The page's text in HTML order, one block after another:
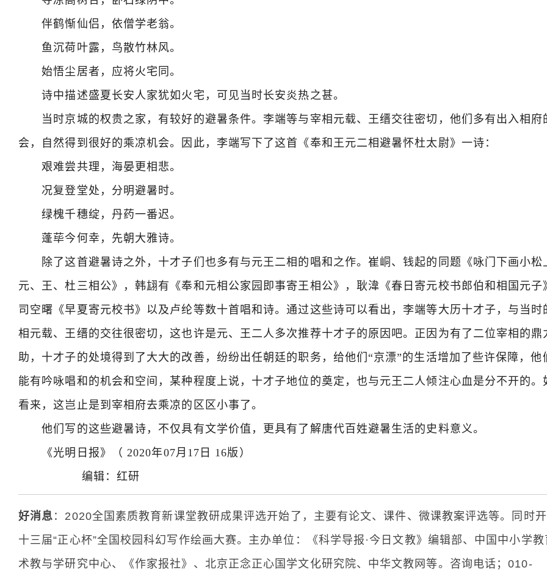
伴鹤惭仙侣，依僧学老翁。
鱼沉荷叶露，鸟散竹林风。
始悟尘居者，应将火宅同。
诗中描述盛夏长安人家犹如火宅，可见当时长安炎热之甚。
当时京城的权贵之家，有较好的避暑条件。李端等与宰相元载、王缙交往密切，他们多有出入相府
会，自然得到很好的乘凉机会。因此，李端写下了这首《奉和王元二相避暑怀杜太尉》一诗：
艰难尝共理，海晏更相悲。
况复登堂处，分明避暑时。
绿槐千穗绽，丹药一番迟。
蓬荜今何幸，先朝大雅诗。
除了这首避暑诗之外，十才子们也多有与元王二相的唱和之作。崔峒、钱起的同题《咏门下画小松
元、王、杜三相公》，韩翃有《奉和元相公家园即事寄王相公》，耿湋《春日寄元校书郎伯和相国元子
司空曙《早夏寄元校书》以及卢纶等数十首唱和诗。通过这些诗可以看出，李端等大历十才子，与当时
相元载、王缙的交往很密切，这也许是元、王二人多次推荐十才子的原因吧。正因为有了二位宰相的鼎
助，十才子的处境得到了大大的改善，纷纷出任朝廷的职务，给他们“京漂”的生活增加了些许保障，他
能有吟咏唱和的机会和空间，某种程度上说，十才子地位的奠定，也与元王二人倾注心血是分不开的。
看来，这岂止是到宰相府去乘凉的区区小事了。
他们写的这些避暑诗，不仅具有文学价值，更具有了解唐代百姓避暑生活的史料意义。
《光明日报》（ 2020年07月17日 16版）
编辑：红研
好消息 ： 2020全国素质教育新课堂教研成果评选开始了，主要有论文、课件、微课教案评选等。同时
十三届“正心杯”全国校园科幻写作绘画大赛。主办单位：《科学导报 ·今日文教》编辑部、中国中小学教
术教与学研究中心、《作家报社》、北京正念正心国学文化研究院、中华文教网等。咨询电话；010-